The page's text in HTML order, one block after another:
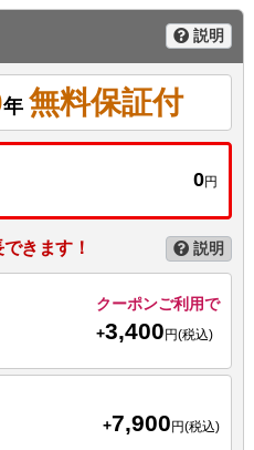
説明
年 無料保証付
0円
きます！ 説明
クーポンご利用で
+3,400 円(税込)
+7,900円(税込)